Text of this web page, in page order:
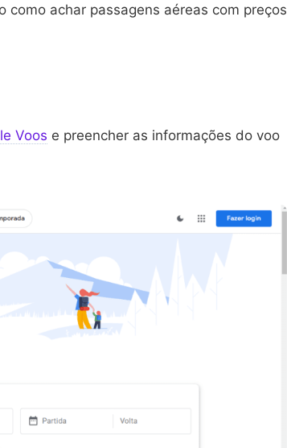
achar passagens aéreas com preços
Voos e preencher as informações do voo